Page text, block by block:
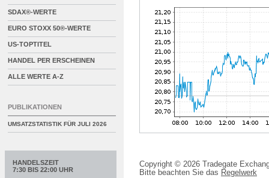
Copyright © 2026 Tradegate
Bitte beachten Sie das Regelwerk
SDAX®-WERTE
EURO STOXX 50®-WERTE
US-TOPTITEL
HANDEL PER ERSCHEINEN
ALLE WERTE A-Z
PUBLIKATIONEN
UMSATZSTATISTIK FÜR JULI 2026
HANDELSZEIT
7:30 BIS 22:00 UHR